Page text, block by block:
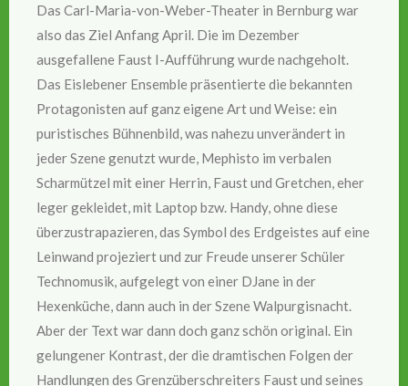
Das Carl-Maria-von-Weber-Theater in Bernburg war
also das Ziel Anfang April. Die im Dezember
ausgefallene Faust I-Aufführung wurde nachgeholt.
Das Eislebener Ensemble präsentierte die bekannten
Protagonisten auf ganz eigene Art und Weise: ein
puristisches Bühnenbild, was nahezu unverändert in
jeder Szene genutzt wurde, Mephisto im verbalen
Scharmützel mit einer Herrin, Faust und Gretchen, eher
leger gekleidet, mit Laptop bzw. Handy, ohne diese
überzustrapazieren, das Symbol des Erdgeistes auf eine
Leinwand projeziert und zur Freude unserer Schüler
Technomusik, aufgelegt von einer DJane in der
Hexenküche, dann auch in der Szene Walpurgisnacht.
Aber der Text war dann doch ganz schön original. Ein
gelungener Kontrast, der die dramtischen Folgen der
Handlungen des Grenzüberschreiters Faust und seines